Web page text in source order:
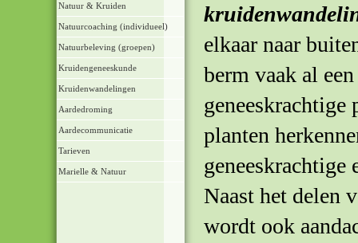
Natuur & Kruiden
Natuurcoaching (individueel)
Natuurbeleving (groepen)
Kruidengeneeskunde
Kruidenwandelingen
Aardedroming
Aardecommunicatie
Tarieven
Marielle & Natuur
elkaar naar
berm vaak al
geneeskrachtige
planten
geneeskrachtige
Naast het delen
wordt ook